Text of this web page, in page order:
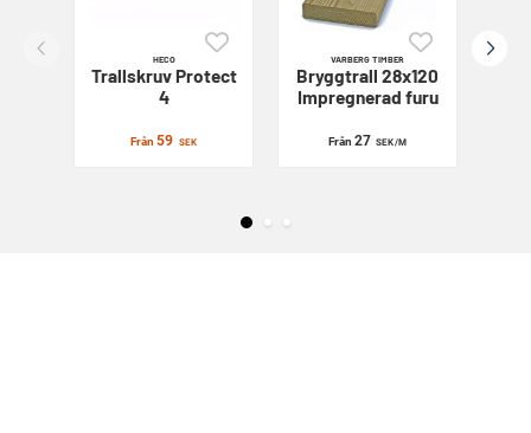
HECO
TrallskruvProtect
4
Från59 SEK
VARBERG TIMBER
Bryggtrall 28x120
Impregnerad furu
Från 27 SEK/M